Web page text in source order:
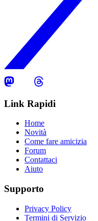
Link Rapidi
Home
Novità
Come fare amicizia
Forum
Contattaci
Aiuto
Supporto
Privacy Policy
Termini di Servizio